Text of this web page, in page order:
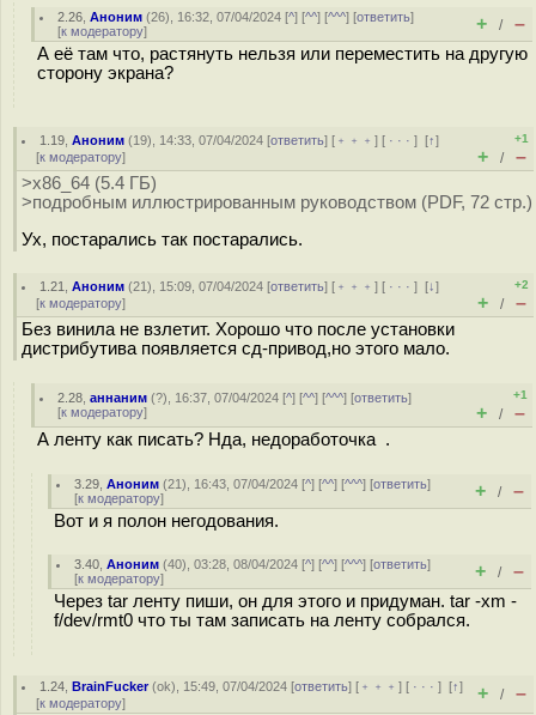
2.26 ,Аноним (26), 16:32, 07/04/2024 [^] [^^] [^^^] [ответить]
[к модератору] + / –
А её там что, растянуть нельзя или переместить на другую
сторону экрана?
1.19 ,Аноним (19), 14:33, 07/04/2024 [ответить] [ ﹢﹢﹢] [ · · ·][↑]
[к модератору]
+1
+ / –
>x86_64 (5.4 ГБ)
>подробным иллюстрированным руководством (PDF, 72 стр.)
Ух, постарались так постарались.
1.21 ,Аноним (21), 15:09, 07/04/2024 [ответить] [ ﹢﹢﹢] [ · · ·][↓]
[к модератору]
+2
+ / –
Без винила не взлетит. Хорошо что после установки
дистрибутива появляется сд-привод,но этого мало.
2.28 ,аннаним (?), 16:37, 07/04/2024 [^] [^^] [^^^] [ответить]
[к модератору]
+1
+ / –
А ленту как писать? Нда, недоработочка .
3.29 ,Аноним (21), 16:43, 07/04/2024 [^] [^^] [^^^] [ответить]
[к модератору] + / –
Вот и я полон негодования.
3.40 ,Аноним (40), 03:28, 08/04/2024 [^] [^^] [^^^] [ответить]
[к модератору] + / –
Через tar ленту пиши, он для этого и придуман. tar -xm -
f/dev/rmt0 что ты там записать на ленту собрался.
1.24 ,BrainFucker(ok), 15:49, 07/04/2024 [ответить] [ ﹢﹢﹢] [ · · ·][↑]
[к модератору] + / –